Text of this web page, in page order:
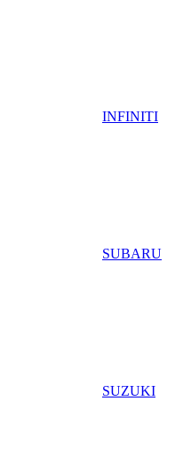
INFINITI
SUBARU
SUZUKI